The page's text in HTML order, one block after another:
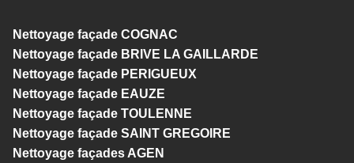
Nettoyage façade COGNAC
Nettoyage façade BRIVE LA GAILLARDE
Nettoyage façade PERIGUEUX
Nettoyage façade EAUZE
Nettoyage façade TOULENNE
Nettoyage façade SAINT GREGOIRE
Nettoyage façades AGEN